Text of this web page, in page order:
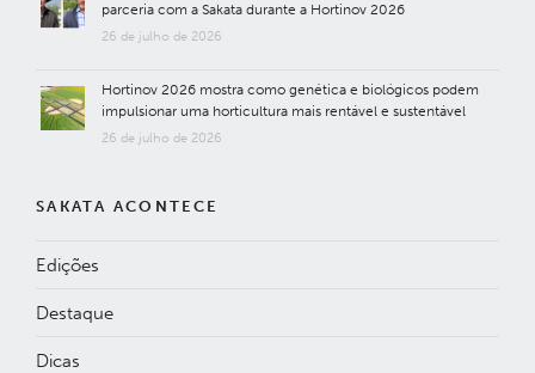
parceria com a Sakata durante a Hortinov 2026
26 de julho de 2026
Hortinov 2026 mostra como genética e biológicos podem
impulsionar uma horticultura mais rentável e sustentável
26 de julho de 2026
SAKATA ACONTECE
Edições
Destaque
Dicas